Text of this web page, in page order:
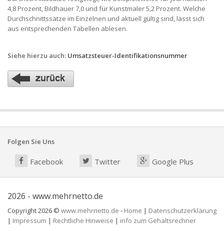
4,8 Prozent, Bildhauer 7,0 und für Kunstmaler 5,2 Prozent. Welche
Durchschnittssätze im Einzelnen und aktuell gültig sind, lässt sich
aus entsprechenden Tabellen ablesen.
Siehe hierzu auch: Umsatzsteuer-Identifikationsnummer
Folgen Sie Uns
Facebook Twitter Google Plus
2026 - www.mehrnetto.de
Copyright 2026 © www.mehrnetto.de - Home | Datenschutzerklärung
| Impressum | Rechtliche Hinweise | info zum Gehaltsrechner